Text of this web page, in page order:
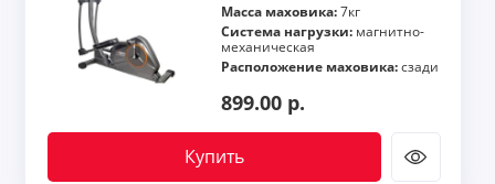
Масса маховика:7кг
Система нагрузки: магнитно-
механическая
Расположение маховика:сзади
899.00 р.
Купить